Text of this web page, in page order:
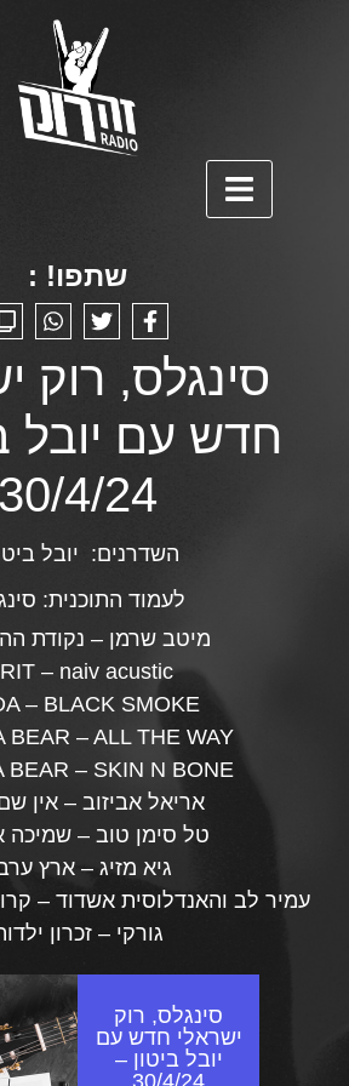
שתפו! :
סינגלס, רוק
חדש עם יובל
30/4/24
השדרנים:
יובל
לעמוד התוכנית:
מיטב שרמן – נקודת
– naiv acustic
– BLACK SMOKE
BEAR – ALL THE WAY
BEAR – SKIN N BONE
אריאל אביזוב – אין
טל סימן טוב – שמיכה
גיא מזיג – ארץ
עמיר לב והאנדלוסית אשדוד –
גורקי – זכרון
סינגלס, רוק
ישראלי חדש עם
יובל ביטון –
30/4/24